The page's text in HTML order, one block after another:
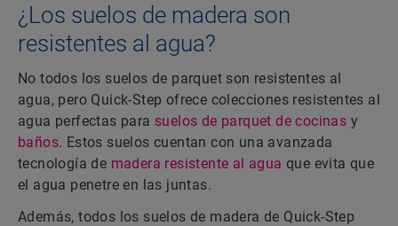
¿Los suelos de madera son
resistentes al agua?
No todos los suelos de parquet son resistentes al
agua, pero Quick-Step ofrece colecciones resistentes al
agua perfectas para suelos de parquet de cocinas y
baños. Estos suelos cuentan con una avanzada
tecnología de madera resistente al agua que evita que
el agua penetre en las juntas.
Además, todos los suelos de madera de Quick-Step